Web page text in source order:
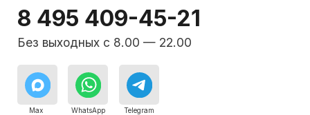
Команда мастеров
сервисного центра
Морозилка.com